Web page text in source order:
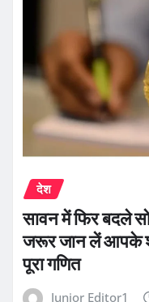
देश
सावन में फिर बदले
जरूर जान लें आपके
पूरा गणित
Junior Editor1